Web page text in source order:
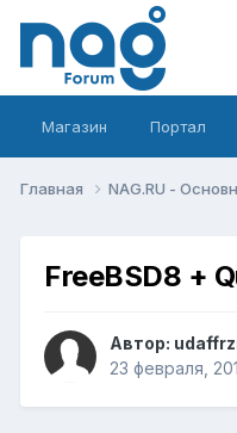
Магазин Портал
Главная NAG.RU -
FreeBSD8 +
Автор:
23 февраля,